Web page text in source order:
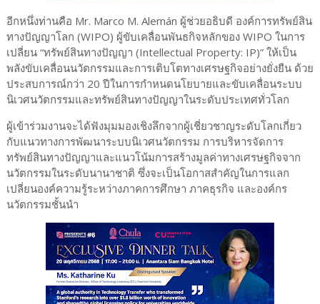
อีกหนึ่งท่านคือ Mr. Marco M. Alemán ผู้ช่วยอธิบดี องค์การทรัพย์สิน
ทางปัญญาโลก (WIPO) ผู้ขับเคลื่อนพันธกิจหลักของ WIPO ในการ
เปลี่ยน “ทรัพย์สินทางปัญญา (Intellectual Property: IP)” ให้เป็น
พลังขับเคลื่อนนวัตกรรมและการเติบโตทางเศรษฐกิจอย่างยั่งยืน ด้วย
ประสบการณ์กว่า 20 ปีในการกำหนดนโยบายและขับเคลื่อนระบบ
นิเวศนวัตกรรมและทรัพย์สินทางปัญญาในระดับประเทศทั่วโลก
ผู้เข้าร่วมงานจะได้ฟังมุมมองเชิงลึกจากผู้เชี่ยวชาญระดับโลกเกี่ยว
กับแนวทางการพัฒนาระบบนิเวศนวัตกรรม การบริหารจัดการ
ทรัพย์สินทางปัญญาและแนวโน้มการสร้างมูลค่าทางเศรษฐกิจจาก
นวัตกรรมในระดับนานาชาติ ซึ่งจะเป็นโอกาสสำคัญในการแลก
เปลี่ยนองค์ความรู้ระหว่างภาคการศึกษา ภาคธุรกิจ และองค์กร
นวัตกรรมชั้นนำ